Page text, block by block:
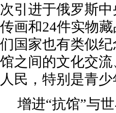
次引进于俄罗斯
传画和24件实物
们国家也有类似
馆之间的文化交
人民，特别是青
增进“抗馆”与